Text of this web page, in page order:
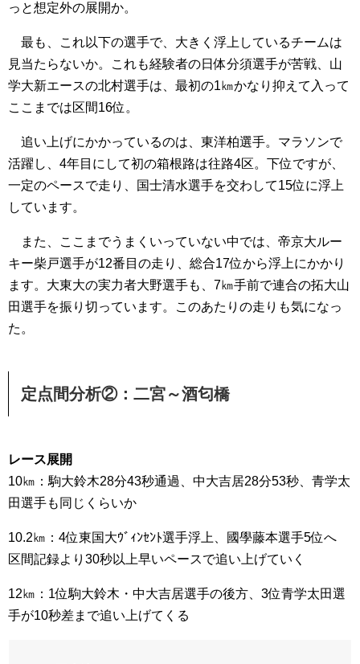
っと想定外の展開か。
最も、これ以下の選手で、大きく浮上しているチームは
見当たらないか。これも経験者の日体分須選手が苦戦、山
学大新エースの北村選手は、最初の1㎞かなり抑えて入って
ここまでは区間16位。
追い上げにかかっているのは、東洋柏選手。マラソンで
活躍し、4年目にして初の箱根路は往路4区。下位ですが、
一定のペースで走り、国士清水選手を交わして15位に浮上
しています。
また、ここまでうまくいっていない中では、帝京大ルー
キー柴戸選手が12番目の走り、総合17位から浮上にかかり
ます。大東大の実力者大野選手も、7㎞手前で連合の拓大山
田選手を振り切っています。このあたりの走りも気になっ
た。
定点間分析②：二宮～酒匂橋
レース展開
10㎞：駒大鈴木28分43秒通過、中大吉居28分53秒、青学太
田選手も同じくらいか
10.2㎞：4位東国大ｳﾞｨﾝｾﾝﾄ選手浮上、國學藤本選手5位へ
区間記録より30秒以上早いペースで追い上げていく
12㎞：1位駒大鈴木・中大吉居選手の後方、3位青学太田選
手が10秒差まで追い上げてくる